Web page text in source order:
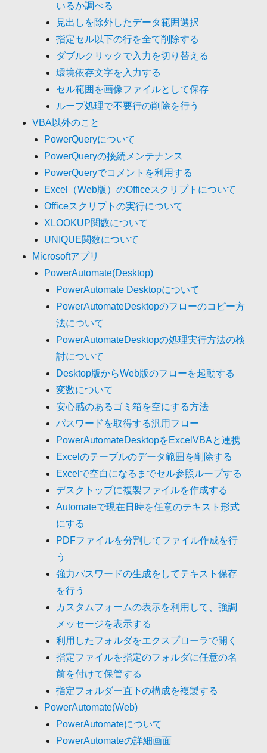
いるか調べる
見出しを除外したデータ範囲選択
指定セル以下の行を全て削除する
ダブルクリックで入力を切り替える
環境依存文字を入力する
セル範囲を画像ファイルとして保存
ループ処理で不要行の削除を行う
VBA以外のこと
PowerQueryについて
PowerQueryの接続メンテナンス
PowerQueryでコメントを利用する
Excel（Web版）のOfficeスクリプトについて
Officeスクリプトの実行について
XLOOKUP関数について
UNIQUE関数について
Microsoftアプリ
PowerAutomate(Desktop)
PowerAutomate Desktopについて
PowerAutomateDesktopのフローのコピー方
法について
PowerAutomateDesktopの処理実行方法の検
討について
Desktop版からWeb版のフローを起動する
変数について
安心感のあるゴミ箱を空にする方法
パスワードを取得する汎用フロー
PowerAutomateDesktopをExcelVBAと連携
Excelのテーブルのデータ範囲を削除する
Excelで空白になるまでセル参照ループする
デスクトップに複製ファイルを作成する
Automateで現在日時を任意のテキスト形式
にする
PDFファイルを分割してファイル作成を行
う
強力パスワードの生成をしてテキスト保存
を行う
カスタムフォームの表示を利用して、強調
メッセージを表示する
利用したフォルダをエクスプローラで開く
指定ファイルを指定のフォルダに任意の名
前を付けて保管する
指定フォルダー直下の構成を複製する
PowerAutomate(Web)
PowerAutomateについて
PowerAutomateの詳細画面